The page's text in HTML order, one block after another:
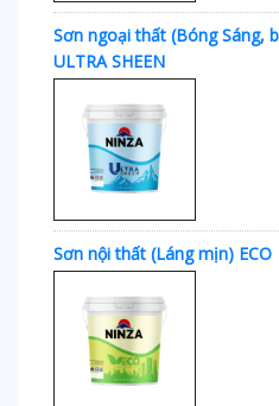
Sơn ngoại thất (Bóng Sáng,
ULTRA SHEEN
Sơn nội thất (Láng mịn) ECO